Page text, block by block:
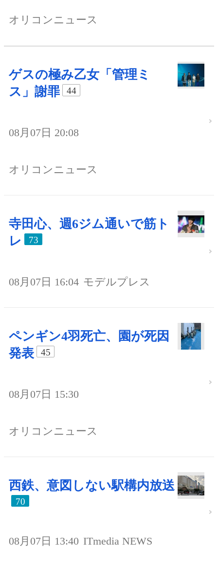
オリコンニュース
ゲスの極み乙女「管理ミ
ス」謝罪
44
08月07日 20:08
オリコンニュース
寺田心、週6ジム通いで筋ト
レ
73
08月07日 16:04 モデルプレス
ペンギン4羽死亡、園が死因
発表
45
08月07日 15:30
オリコンニュース
西鉄、意図しない駅構内放送
70
08月07日 13:40 ITmedia NEWS